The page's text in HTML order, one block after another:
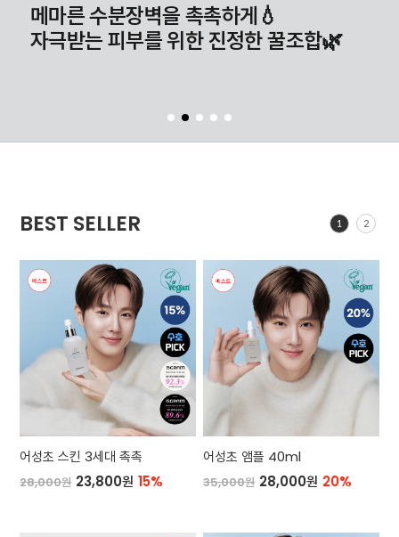
메마른 수분장벽을 촉촉하게💧
자극받는 피부를 위한 진정한 꿀조합🌿
BEST SELLER 1 2
어성초 스킨 3세대 촉촉
28,000원 23,800원 15%
어성초 앰플 40ml
35,000원 28,000원 20%